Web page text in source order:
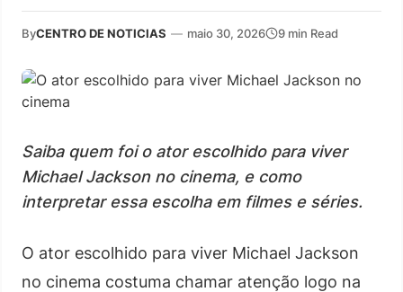
ByCENTRO DE NOTICIAS — maio 30, 2026 9 min Read
Saiba quem foi o ator escolhido para viver
Michael Jackson no cinema, e como
interpretar essa escolha em filmes e séries.
O ator escolhido para viver Michael Jackson
no cinema costuma chamar atenção logo na